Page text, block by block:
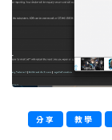
分享 教學